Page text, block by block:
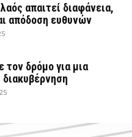
απαιτεί διαφάνεια,
απόδοση ευθυνών
τον δρόμο για μια